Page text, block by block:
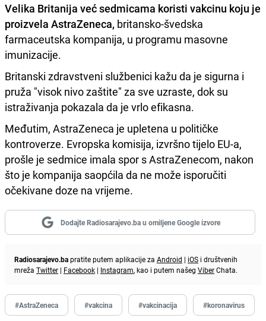
Velika Britanija već sedmicama koristi vakcinu koju je
proizvela AstraZeneca, britansko-švedska
farmaceutska kompanija, u programu masovne
imunizacije.
Britanski zdravstveni službenici kažu da je sigurna i
pruža "visok nivo zaštite" za sve uzraste, dok su
istraživanja pokazala da je vrlo efikasna.
Međutim, AstraZeneca je upletena u političke
kontroverze. Evropska komisija, izvršno tijelo EU-a,
prošle je sedmice imala spor s AstraZenecom, nakon
što je kompanija saopćila da ne može isporučiti
očekivane doze na vrijeme.
Dodajte Radiosarajevo.ba u omiljene Google izvore
Radiosarajevo.bapratite putem aplikacije za Android | iOS i društvenih
mreža Twitter | Facebook | Instagram, kao i putem našeg ViberChata.
#AstraZeneca #vakcina #vakcinacija #koronavirus